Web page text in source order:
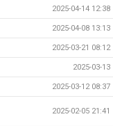
2025-04-14 12:38
2025-04-08 13:13
2025-03-21 08:12
2025-03-13
2025-03-12 08:37
2025-02-05 21:41